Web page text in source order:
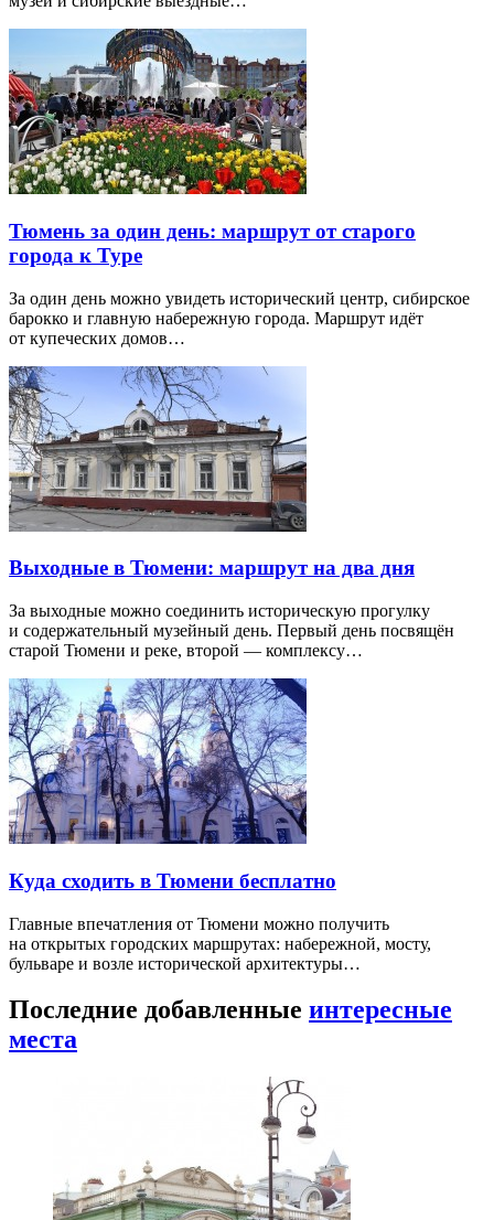
Тюмень за один день: маршрут от старого
города к Туре
За один день можно увидеть исторический центр, сибирское
барокко и главную набережную города. Маршрут идёт
от купеческих домов…
Выходные в Тюмени: маршрут на два дня
За выходные можно соединить историческую прогулку
и содержательный музейный день. Первый день посвящён
старой Тюмени и реке, второй — комплексу…
Куда сходить в Тюмени бесплатно
Главные впечатления от Тюмени можно получить
на открытых городских маршрутах: набережной, мосту,
бульваре и возле исторической архитектуры…
Последние добавленные интересные
места